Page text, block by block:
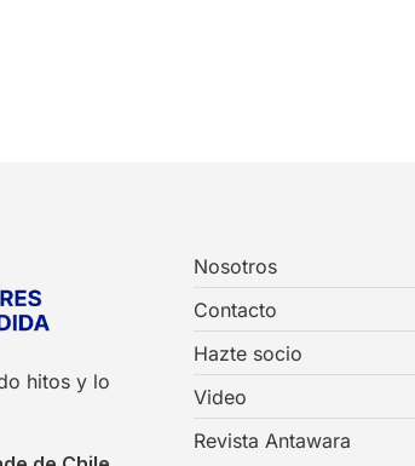
hitos y lo
Nosotros
Contacto
Hazte socio
Video
Revista Antawara